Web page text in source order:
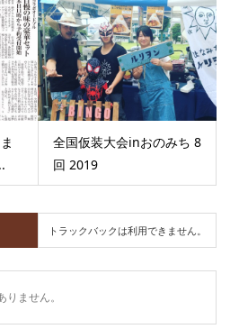
全国仮装大会inおのみち 8
回 2019
トラックバックは利用できません。
ません。